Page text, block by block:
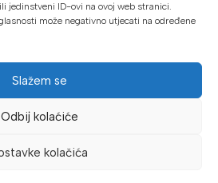
jedinstveni ID-ovi na ovoj web stranici.
može negativno utjecati na određene
Slažem se
Odbij kolaćiće
kolačića
ili do 24 rate
internet bankarstvom
© 2026 Proalat.ba